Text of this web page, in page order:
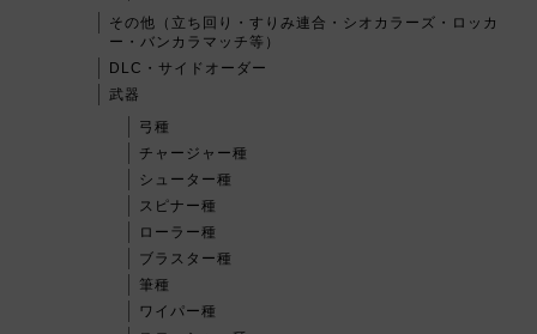
その他（立ち回り・すりみ連合・シオカラーズ・ロッカ
ー・バンカラマッチ等）
DLC・サイドオーダー
武器
弓種
チャージャー種
シューター種
スピナー種
ローラー種
ブラスター種
筆種
ワイパー種